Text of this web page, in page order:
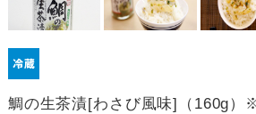
鯛の生茶漬[わさび風味]（160g）